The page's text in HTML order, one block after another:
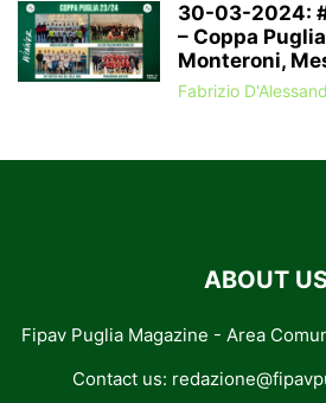
30-03-2024:
– Coppa
Monteroni,
Fabrizio
ABOUT
Fipav Puglia Magazine - Area
Contact us: